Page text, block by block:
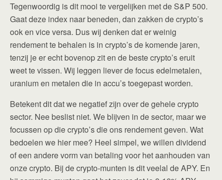
Tegenwoordig is dit mooi te vergelijken met de S&P 500.
Gaat deze index naar beneden, dan zakken de crypto’s
ook en vice versa. Dus wij denken dat er weinig
rendement te behalen is in crypto’s de komende jaren,
tenzij je er echt bovenop zit en de beste crypto’s eruit
weet te vissen. Wij leggen liever de focus edelmetalen,
uranium en metalen die in accu’s toegepast worden.
Betekent dit dat we negatief zijn over de gehele crypto
sector. Nee beslist niet. We blijven in de sector, maar we
focussen op die crypto’s die ons rendement geven. Wat
bedoelen we hier mee? Heel simpel, we willen dividend
of een andere vorm van betaling voor het aanhouden van
onze crypto. Bij de crypto-munten is dit veelal de APY. En